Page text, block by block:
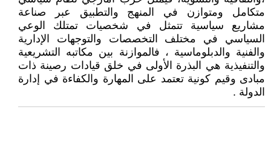
متكامل ومتوازن في المنهج والتطبيق عبر صناعة
مشاريع سياسية تتمثل في شخصيات تمتلك الوعي
السياسي في مختلف التخصصات والتوجهات الإدارية
والفنية والدبلوماسية ، فالموازنة بين مكاتبه التشريعية
والتنفيذية هي البذرة الأولى في خلق قيادات رصينة ذات
مبادى وقيم كونية تعتمد على المهارة والكفاءة في إدارة
الدولة .